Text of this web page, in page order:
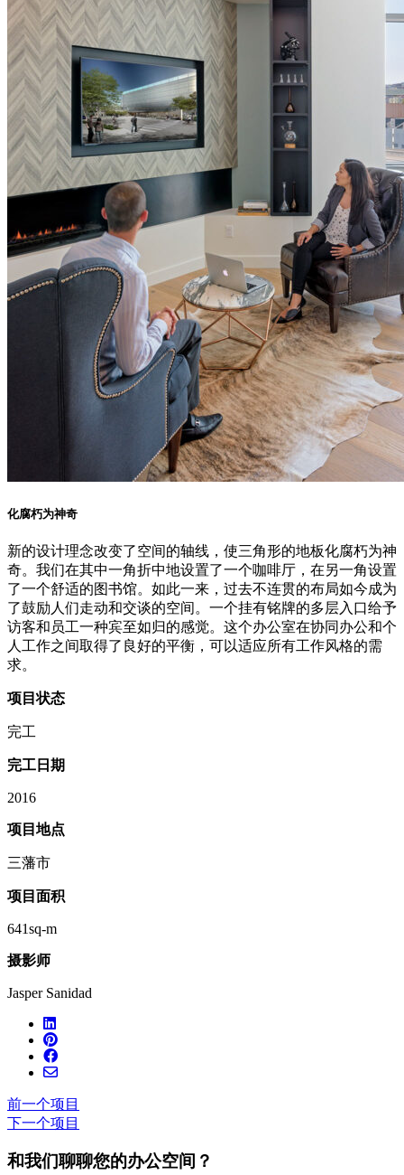
化腐朽为神奇
新的设计理念改变了空间的轴线，使三角形的地板化腐朽为神
奇。我们在其中一角折中地设置了一个咖啡厅，在另一角设置
了一个舒适的图书馆。如此一来，过去不连贯的布局如今成为
了鼓励人们走动和交谈的空间。一个挂有铭牌的多层入口给予
访客和员工一种宾至如归的感觉。这个办公室在协同办公和个
人工作之间取得了良好的平衡，可以适应所有工作风格的需
求。
项目状态
完工
完工日期
2016
项目地点
三藩市
项目面积
641sq-m
摄影师
Jasper Sanidad
前一个项目
下一个项目
和我们聊聊您的办公空间？